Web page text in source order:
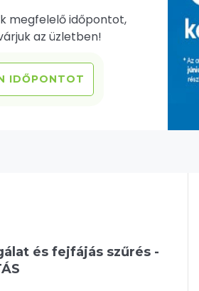
megfelelő időpontot,
az üzletben!
IDŐPONTOT
és fejfájás szűrés -